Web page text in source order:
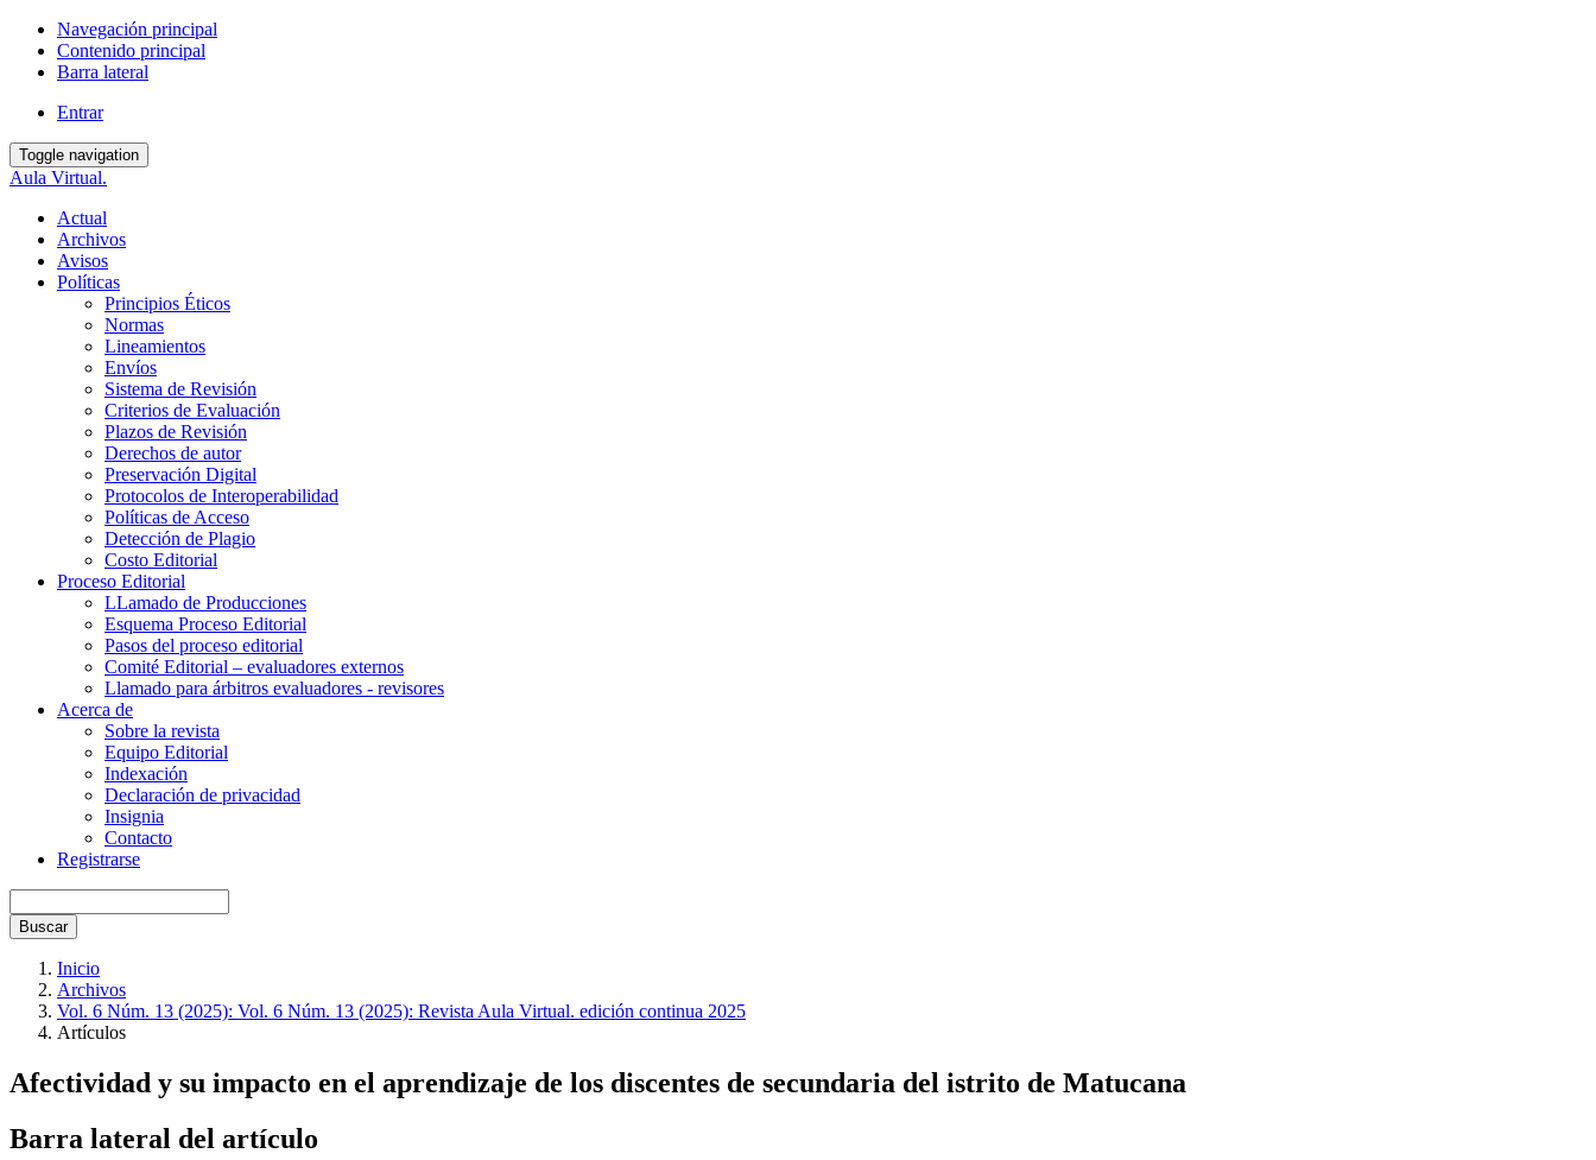
Navegación principal
Contenido principal
Barra lateral
Entrar
Toggle navigation
Aula Virtual.
Actual
Archivos
Avisos
Políticas
Principios Éticos
Normas
Lineamientos
Envíos
Sistema de Revisión
Criterios de Evaluación
Plazos de Revisión
Derechos de autor
Preservación Digital
Protocolos de Interoperabilidad
Políticas de Acceso
Detección de Plagio
Costo Editorial
Proceso Editorial
LLamado de Producciones
Esquema Proceso Editorial
Pasos del proceso editorial
Comité Editorial – evaluadores externos
Llamado para árbitros evaluadores - revisores
Acerca de
Sobre la revista
Equipo Editorial
Indexación
Declaración de privacidad
Insignia
Contacto
Registrarse
Buscar
Inicio
Archivos
Vol. 6 Núm. 13 (2025): Vol. 6 Núm. 13 (2025): Revista Aula Virtual. edición continua 2025
Artículos
Afectividad y su impacto en el aprendizaje de los discentes de secundaria del istrito de Matucana
Barra lateral del artículo